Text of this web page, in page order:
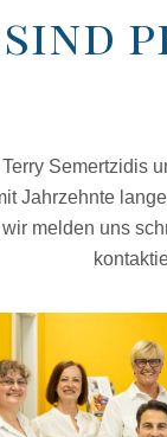
Semertzidis
Jahrzehnte
melden uns